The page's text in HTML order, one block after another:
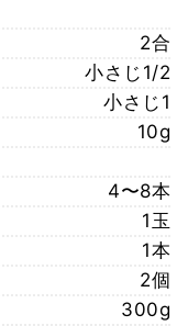
2合
小さじ1/2
小さじ1
10g
4〜8本
1玉
1本
2個
300g